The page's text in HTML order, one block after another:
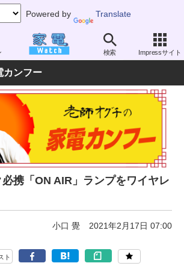
Powered by Translate
検索 Impressサイト
家電 雑貨 雑貨（一般）
カンフー
必携「ON AIR」ランプをワイヤレ
小口 覺 2021年2月17日 07:00
ト